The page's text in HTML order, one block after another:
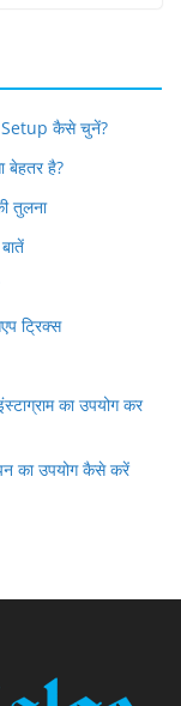
कैसे चुनें?
बेहतर है?
तुलना
ट्रिक्स
का उपयोग कर
का उपयोग कैसे करें